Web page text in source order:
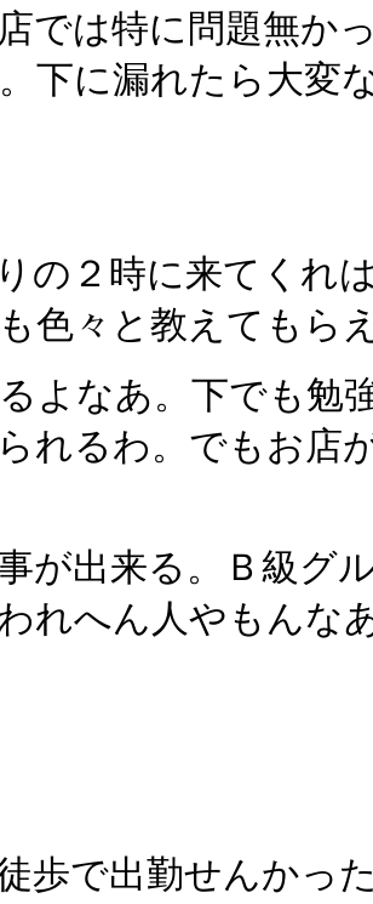
では特に問題無か
下に漏れたら大変
の２時に来てくれ
色々と教えてもら
よなあ。下でも勉
れるわ。でもお店
が出来る。Ｂ級グ
れへん人やもんな
歩で出勤せんかっ